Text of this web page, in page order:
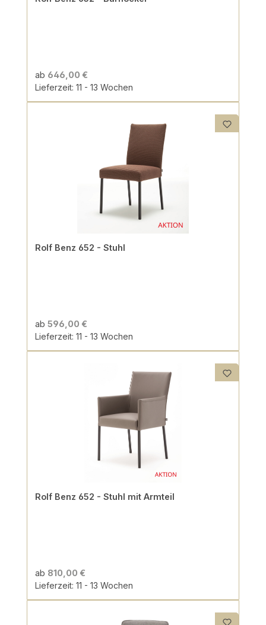
ab 646,00 €
Lieferzeit: 11 - 13 Wochen
Rolf Benz 652 - Stuhl
ab 596,00 €
Lieferzeit: 11 - 13 Wochen
Rolf Benz 652 - Stuhl mit Armteil
ab 810,00 €
Lieferzeit: 11 - 13 Wochen